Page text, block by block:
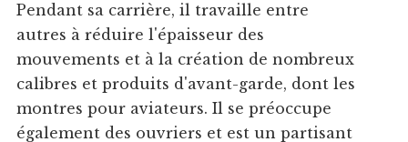
Pendant sa carrière, il travaille entre
autres à réduire l'épaisseur des
mouvements et à la création de nombreux
calibres et produits d'avant-garde, dont les
montres pour aviateurs. Il se préoccupe
également des ouvriers et est un partisant